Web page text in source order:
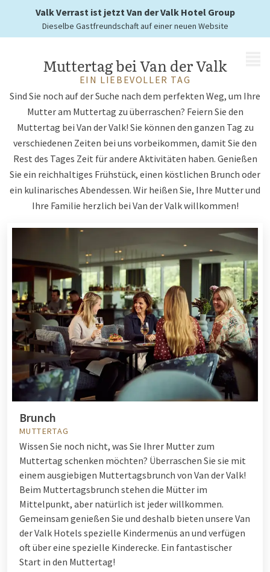
Valk Verrast ist jetzt Van der Valk Hotel Group
Dieselbe Gastfreundschaft auf einer neuen Website
in den Mittelpunkt
Muttertag bei Van der Valk
EIN LIEBEVOLLER TAG
Sind Sie noch auf der Suche nach dem perfekten Weg, um Ihre
Mutter am Muttertag zu überraschen? Feiern Sie den
Muttertag bei Van der Valk! Sie können den ganzen Tag zu
verschiedenen Zeiten bei uns vorbeikommen, damit Sie den
Rest des Tages Zeit für andere Aktivitäten haben. Genießen
Sie ein reichhaltiges Frühstück, einen köstlichen Brunch oder
ein kulinarisches Abendessen. Wir heißen Sie, Ihre Mutter und
Ihre Familie herzlich bei Van der Valk willkommen!
Brunch
MUTTERTAG
Wissen Sie noch nicht, was Sie Ihrer Mutter zum
Muttertag schenken möchten? Überraschen Sie sie mit
einem ausgiebigen Muttertagsbrunch von Van der Valk!
Beim Muttertagsbrunch stehen die Mütter im
Mittelpunkt, aber natürlich ist jeder willkommen.
Gemeinsam genießen Sie und deshalb bieten unsere Van
der Valk Hotels spezielle Kindermenüs an und verfügen
oft über eine spezielle Kinderecke. Ein fantastischer
Start in den Muttertag!